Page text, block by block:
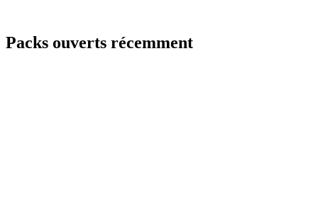
Packs ouverts récemment